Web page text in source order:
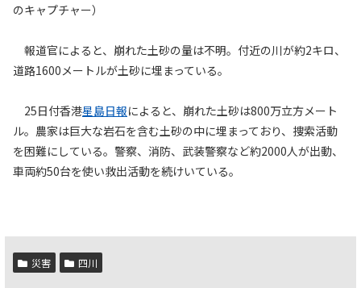
のキャプチャー）
報道官によると、崩れた土砂の量は不明。付近の川が約2キロ、
道路1600メートルが土砂に埋まっている。
25日付香港星島日報によると、崩れた土砂は800万立方メート
ル。農家は巨大な岩石を含む土砂の中に埋まっており、捜索活動
を困難にしている。警察、消防、武装警察など約2000人が出動、
車両約50台を使い救出活動を続けいている。
災害 四川